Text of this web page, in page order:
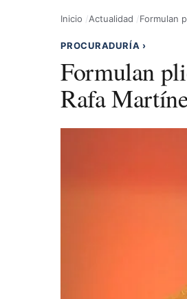
Inicio Actualidad Formulan
PROCURADURÍA ›
Formulan
Rafa